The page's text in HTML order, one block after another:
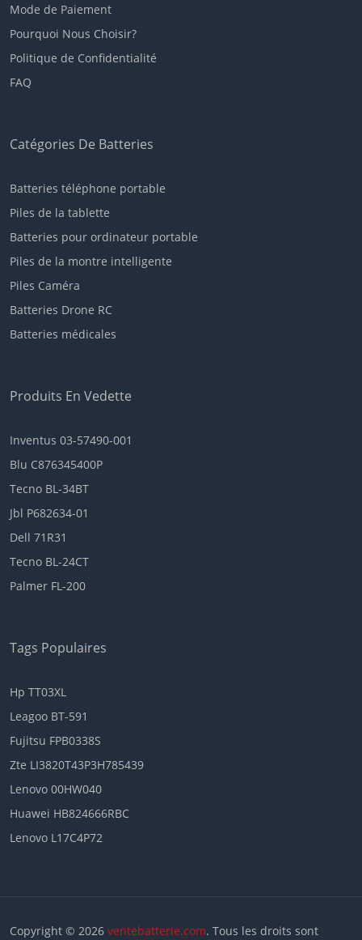
Mode de Paiement
Pourquoi Nous Choisir?
Politique de Confidentialité
FAQ
Catégories De Batteries
Batteries téléphone portable
Piles de la tablette
Batteries pour ordinateur portable
Piles de la montre intelligente
Piles Caméra
Batteries Drone RC
Batteries médicales
Produits En Vedette
Inventus 03-57490-001
Blu C876345400P
Tecno BL-34BT
Jbl P682634-01
Dell 71R31
Tecno BL-24CT
Palmer FL-200
Tags Populaires
Hp TT03XL
Leagoo BT-591
Fujitsu FPB0338S
Zte LI3820T43P3H785439
Lenovo 00HW040
Huawei HB824666RBC
Lenovo L17C4P72
Copyright © 2026 ventebatterie.com. Tous les droits sont